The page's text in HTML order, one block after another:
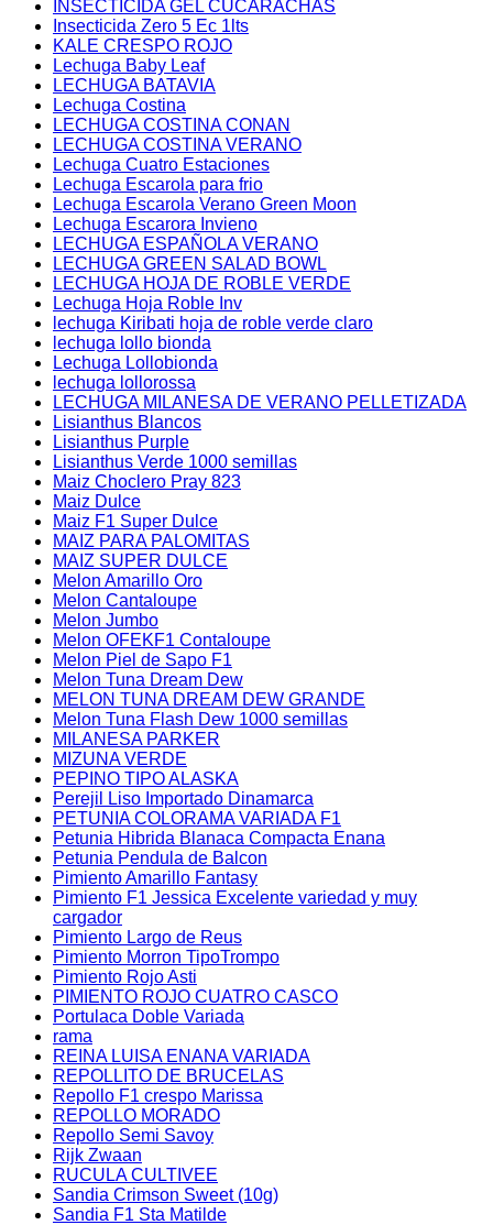
INSECTICIDA GEL CUCARACHAS
Insecticida Zero 5 Ec 1lts
KALE CRESPO ROJO
Lechuga Baby Leaf
LECHUGA BATAVIA
Lechuga Costina
LECHUGA COSTINA CONAN
LECHUGA COSTINA VERANO
Lechuga Cuatro Estaciones
Lechuga Escarola para frio
Lechuga Escarola Verano Green Moon
Lechuga Escarora Invieno
LECHUGA ESPAÑOLA VERANO
LECHUGA GREEN SALAD BOWL
LECHUGA HOJA DE ROBLE VERDE
Lechuga Hoja Roble Inv
lechuga Kiribati hoja de roble verde claro
lechuga lollo bionda
Lechuga Lollobionda
lechuga lollorossa
LECHUGA MILANESA DE VERANO PELLETIZADA
Lisianthus Blancos
Lisianthus Purple
Lisianthus Verde 1000 semillas
Maiz Choclero Pray 823
Maiz Dulce
Maiz F1 Super Dulce
MAIZ PARA PALOMITAS
MAIZ SUPER DULCE
Melon Amarillo Oro
Melon Cantaloupe
Melon Jumbo
Melon OFEKF1 Contaloupe
Melon Piel de Sapo F1
Melon Tuna Dream Dew
MELON TUNA DREAM DEW GRANDE
Melon Tuna Flash Dew 1000 semillas
MILANESA PARKER
MIZUNA VERDE
PEPINO TIPO ALASKA
Perejil Liso Importado Dinamarca
PETUNIA COLORAMA VARIADA F1
Petunia Hibrida Blanaca Compacta Enana
Petunia Pendula de Balcon
Pimiento Amarillo Fantasy
Pimiento F1 Jessica Excelente variedad y muy
cargador
Pimiento Largo de Reus
Pimiento Morron TipoTrompo
Pimiento Rojo Asti
PIMIENTO ROJO CUATRO CASCO
Portulaca Doble Variada
rama
REINA LUISA ENANA VARIADA
REPOLLITO DE BRUCELAS
Repollo F1 crespo Marissa
REPOLLO MORADO
Repollo Semi Savoy
Rijk Zwaan
RUCULA CULTIVEE
Sandia Crimson Sweet (10g)
Sandia F1 Sta Matilde